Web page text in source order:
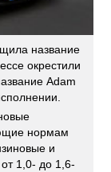
название
окрестили
Adam
нормам
и
1,0- до 1,6-